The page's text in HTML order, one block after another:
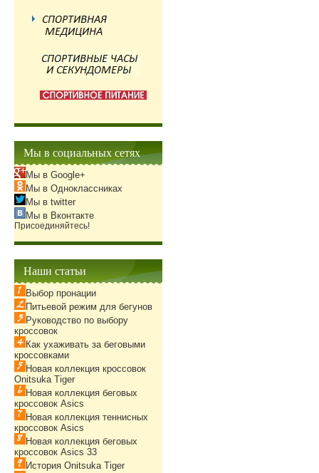
Мы в социальных сетях
Мы в Google+
Мы в Одноклассниках
Мы в twitter
Мы в Вконтакте
Присоединяйтесь!
Наши статьи
Выбор пронации
Питьевой режим для бегунов
Руководство по выбору
кроссовок
Как ухаживать за беговыми
кроссовками
Новая коллекция кроссовок
Onitsuka Tiger
Новая коллекция беговых
кроссовок Asics
Новая коллекция теннисных
кроссовок Asics
Новая коллекция беговых
кроссовок Asics 33
История Onitsuka Tiger